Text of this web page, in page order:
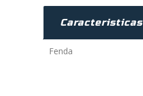
Caracteristicas
Fenda